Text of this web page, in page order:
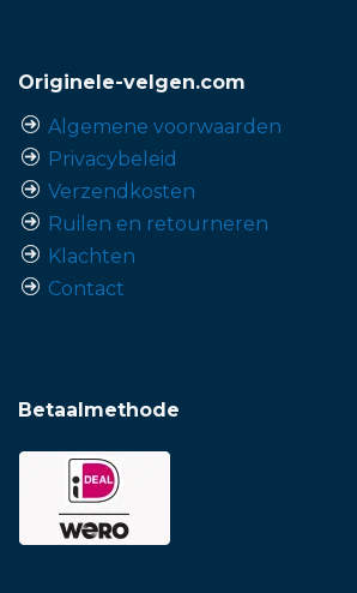
Originele-velgen.com
Algemene voorwaarden
Privacybeleid
Verzendkosten
Ruilen en retourneren
Klachten
Contact
Betaalmethode